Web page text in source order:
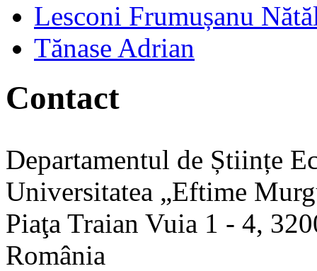
Lesconi Frumușanu
Tănase Adrian
Contact
Departamentul de Științe
Universitatea „Eftime
Piaţa Traian Vuia 1 - 4,
România